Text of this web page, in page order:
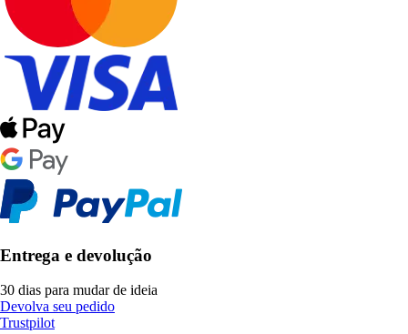
Entrega e devolução
30 dias para mudar de ideia
Devolva seu pedido
Trustpilot